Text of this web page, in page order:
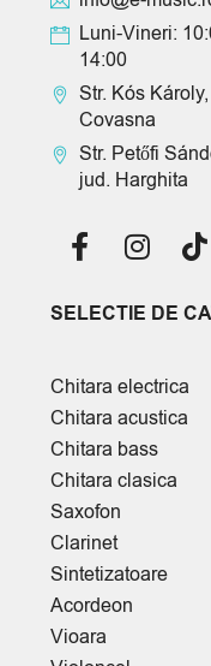
Luni-Vineri:
14:00
Str. Kós
Covasna
Str. Petőfi
jud. Harghita
SELECTIE DE
Chitara electrica
Chitara acustica
Chitara bass
Chitara clasica
Saxofon
Clarinet
Sintetizatoare
Acordeon
Vioara